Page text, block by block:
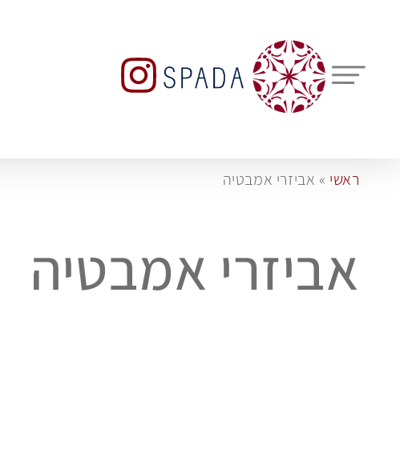
ראשי » אביזרי אמבטיה
אביזרי אמבטיה